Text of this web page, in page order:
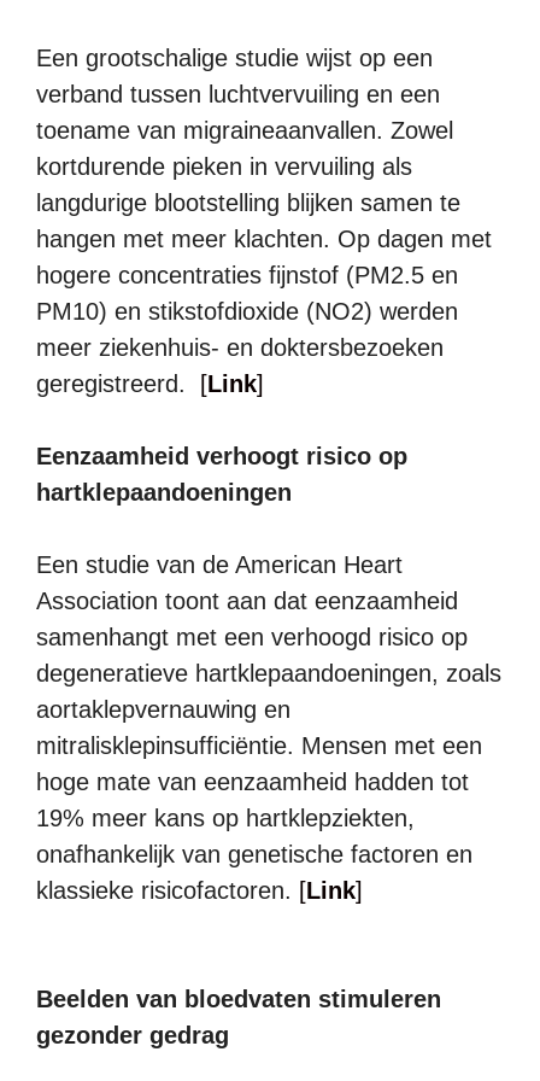
Een grootschalige studie wijst op een
verband tussen luchtvervuiling en een
toename van migraineaanvallen. Zowel
kortdurende pieken in vervuiling als
langdurige blootstelling blijken samen te
hangen met meer klachten. Op dagen met
hogere concentraties fijnstof (PM2.5 en
PM10) en stikstofdioxide (NO2) werden
meer ziekenhuis- en doktersbezoeken
geregistreerd.
[Link]
Eenzaamheid verhoogt risico op
hartklepaandoeningen
Een studie van de American Heart
Association toont aan dat eenzaamheid
samenhangt met een verhoogd risico op
degeneratieve hartklepaandoeningen, zoals
aortaklepvernauwing en
mitralisklepinsufficiëntie. Mensen met een
hoge mate van eenzaamheid hadden tot
19% meer kans op hartklepziekten,
onafhankelijk van genetische factoren en
klassieke risicofactoren. [Link]
Beelden van bloedvaten stimuleren
gezonder gedrag